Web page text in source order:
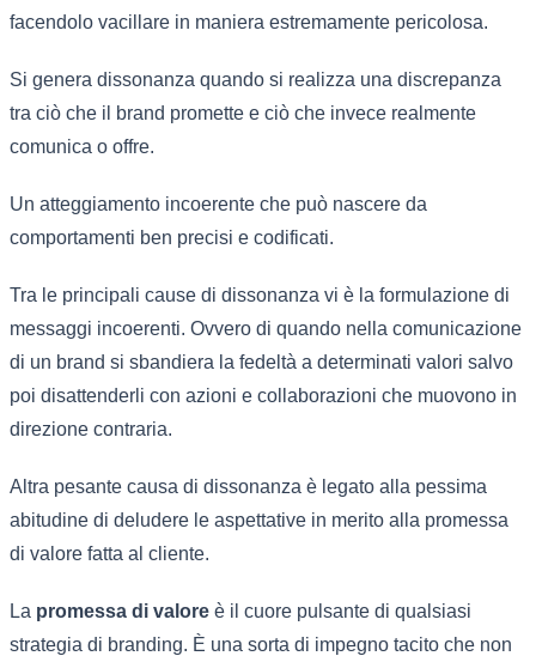
facendolo vacillare in maniera estremamente pericolosa.
Si genera dissonanza quando si realizza una discrepanza
tra ciò che il brand promette e ciò che invece realmente
comunica o offre.
Un atteggiamento incoerente che può nascere da
comportamenti ben precisi e codificati.
Tra le principali cause di dissonanza vi è la formulazione di
messaggi incoerenti. Ovvero di quando nella comunicazione
di un brand si sbandiera la fedeltà a determinati valori salvo
poi disattenderli con azioni e collaborazioni che muovono in
direzione contraria.
Altra pesante causa di dissonanza è legato alla pessima
abitudine di deludere le aspettative in merito alla promessa
di valore fatta al cliente.
La promessa di valore è il cuore pulsante di qualsiasi
strategia di branding. È una sorta di impegno tacito che non